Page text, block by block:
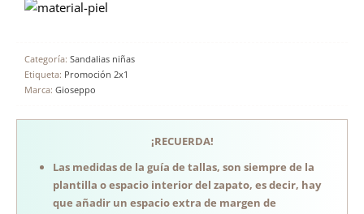
Categoría: Sandalias niñas
Etiqueta: Promoción 2x1
Marca: Gioseppo
¡RECUERDA!
Las medidas de la guía de tallas, son siempre de la
plantilla o espacio interior del zapato, es decir, hay
que añadir un espacio extra de margen de